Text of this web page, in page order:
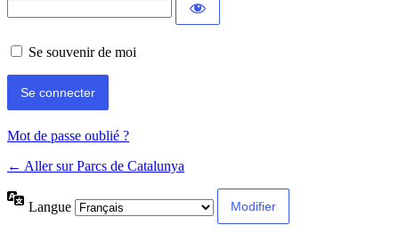
Se souvenir de moi
Mot de passe oublié ?
← Aller sur Parcs de Catalunya
Langue